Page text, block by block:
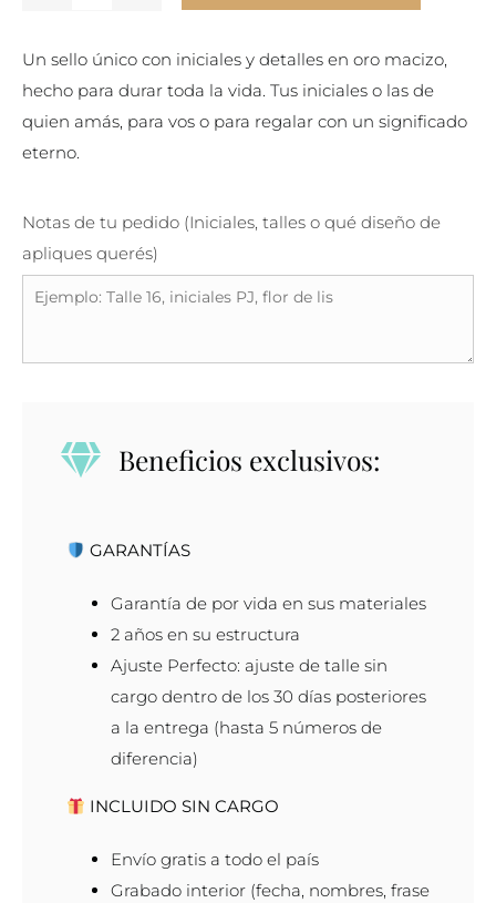
Un sello único con iniciales y detalles en oro macizo,
hecho para durar toda la vida. Tus iniciales o las de
quien amás, para vos o para regalar con un significado
eterno.
Inicial
en
Plata
Notas de tu pedido (Iniciales, talles o qué diseño de
apliques querés)
Beneficios exclusivos:
GARANTÍAS
Garantía de por vida en sus materiales
2 años en su estructura
Ajuste Perfecto: ajuste de talle sin
cargo dentro de los 30 días posteriores
a la entrega (hasta 5 números de
diferencia)
INCLUIDO SIN CARGO
Envío gratis a todo el país
Grabado interior (fecha, nombres, frase